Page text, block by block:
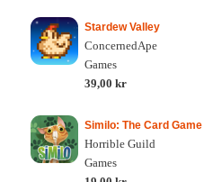
Stardew Valley
ConcernedApe
Games
39,00 kr
Similo: The Card Game
Horrible Guild
Games